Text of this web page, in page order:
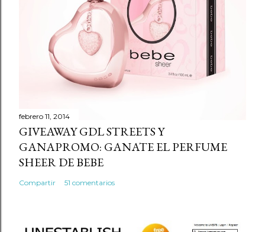
febrero 11, 2014
GIVEAWAY GDL STREETS Y
GANAPROMO: GANATE EL PERFUME
SHEER DE BEBE
Compartir 51 comentarios